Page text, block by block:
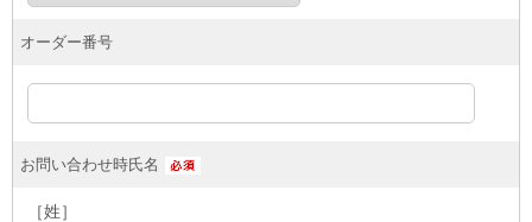
オーダー番号
お問い合わせ時氏名
［姓］